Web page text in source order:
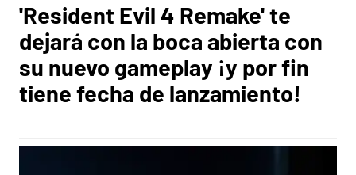
'Resident Evil 4 Remake' te
dejará con la boca abierta con
su nuevo gameplay ¡y por fin
tiene fecha de lanzamiento!